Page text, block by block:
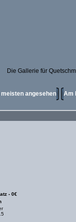
Die Gallerie für
angesehen Am
- 0€